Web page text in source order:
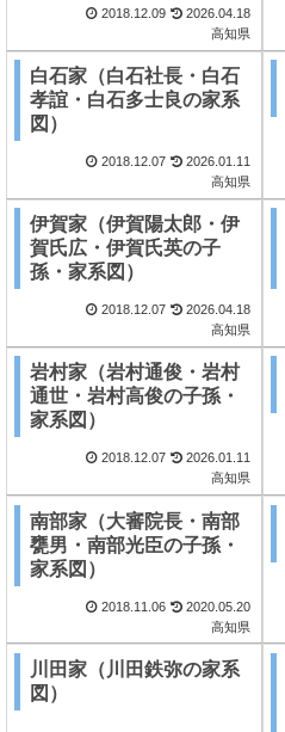
2018.12.09
2026.04.18
高知県
白石家（白石社長・白石
孝誼・白石多士良の家系
図）
2018.12.07
2026.01.11
高知県
伊賀家（伊賀陽太郎・伊
賀氏広・伊賀氏英の子
孫・家系図）
2018.12.07
2026.04.18
高知県
岩村家（岩村通俊・岩村
通世・岩村高俊の子孫・
家系図）
2018.12.07
2026.01.11
高知県
南部家（大審院長・南部
甕男・南部光臣の子孫・
家系図）
2018.11.06
2020.05.20
高知県
川田家（川田鉄弥の家系
図）